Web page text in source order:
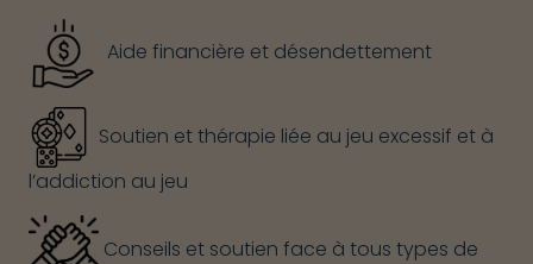
Aide financière et désendettement
Soutien et thérapie liée au jeu excessif et à
l’addiction au jeu
Conseils et soutien face à tous types de